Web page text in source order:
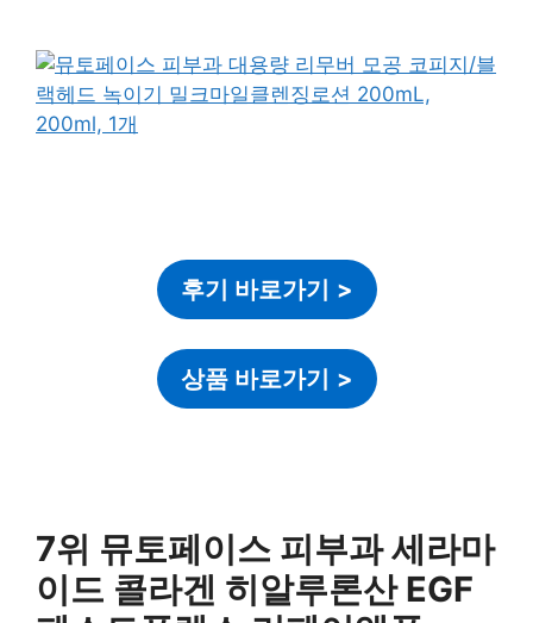
후기 바로가기 >
상품 바로가기 >
7위 뮤토페이스 피부과 세라마
이드 콜라겐 히알루론산 EGF